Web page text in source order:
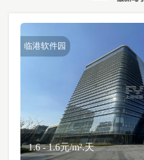
临港软件园
1.6 - 1.6元/m².天